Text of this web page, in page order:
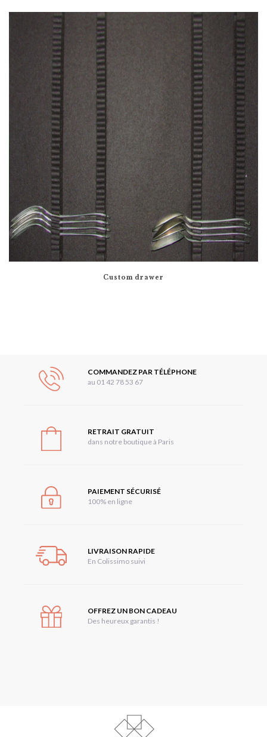
Custom drawer
COMMANDEZ PAR TÉLÉPHONE
au 01 42 78 53 67
RETRAIT GRATUIT
dans notre boutique à Paris
PAIEMENT SÉCURISÉ
100% en ligne
LIVRAISON RAPIDE
En Colissimo suivi
OFFREZ UN BON CADEAU
Des heureux garantis !